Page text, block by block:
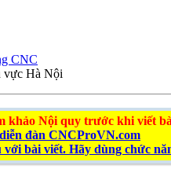
CNC
vực Hà Nội
khảo Nội quy trước khi viết
đàn CNCProVN.com
bài viết. Hãy dùng chức